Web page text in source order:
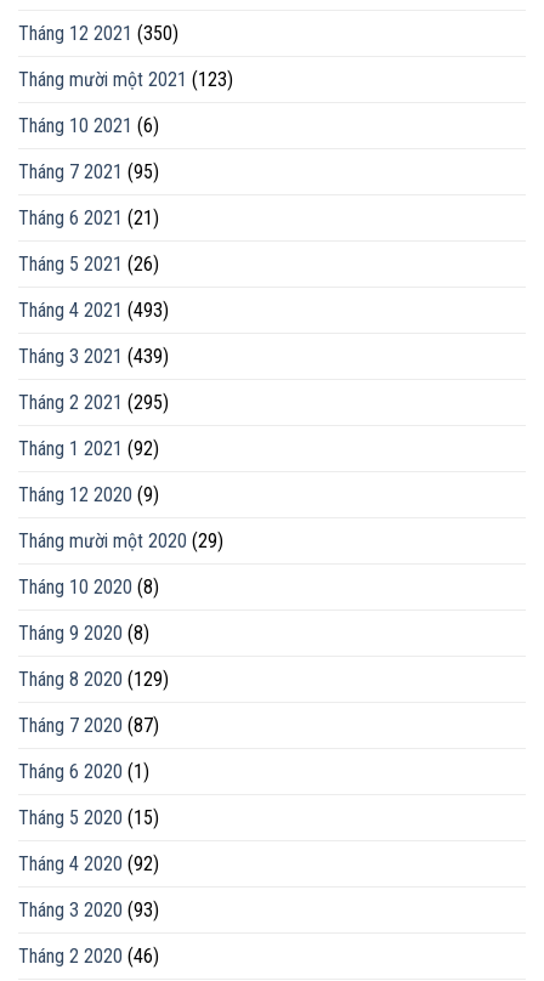
Tháng 12 2021 (350)
Tháng mười một 2021 (123)
Tháng 10 2021 (6)
Tháng 7 2021 (95)
Tháng 6 2021 (21)
Tháng 5 2021 (26)
Tháng 4 2021 (493)
Tháng 3 2021 (439)
Tháng 2 2021 (295)
Tháng 1 2021 (92)
Tháng 12 2020 (9)
Tháng mười một 2020 (29)
Tháng 10 2020 (8)
Tháng 9 2020 (8)
Tháng 8 2020 (129)
Tháng 7 2020 (87)
Tháng 6 2020 (1)
Tháng 5 2020 (15)
Tháng 4 2020 (92)
Tháng 3 2020 (93)
Tháng 2 2020 (46)